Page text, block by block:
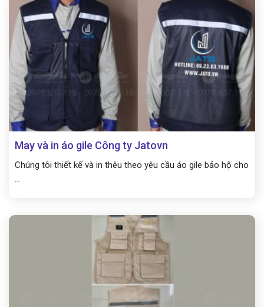
May và in áo gile Công ty Jatovn
Chúng tôi thiết kế và in thêu theo yêu cầu áo gile bảo hộ cho
...